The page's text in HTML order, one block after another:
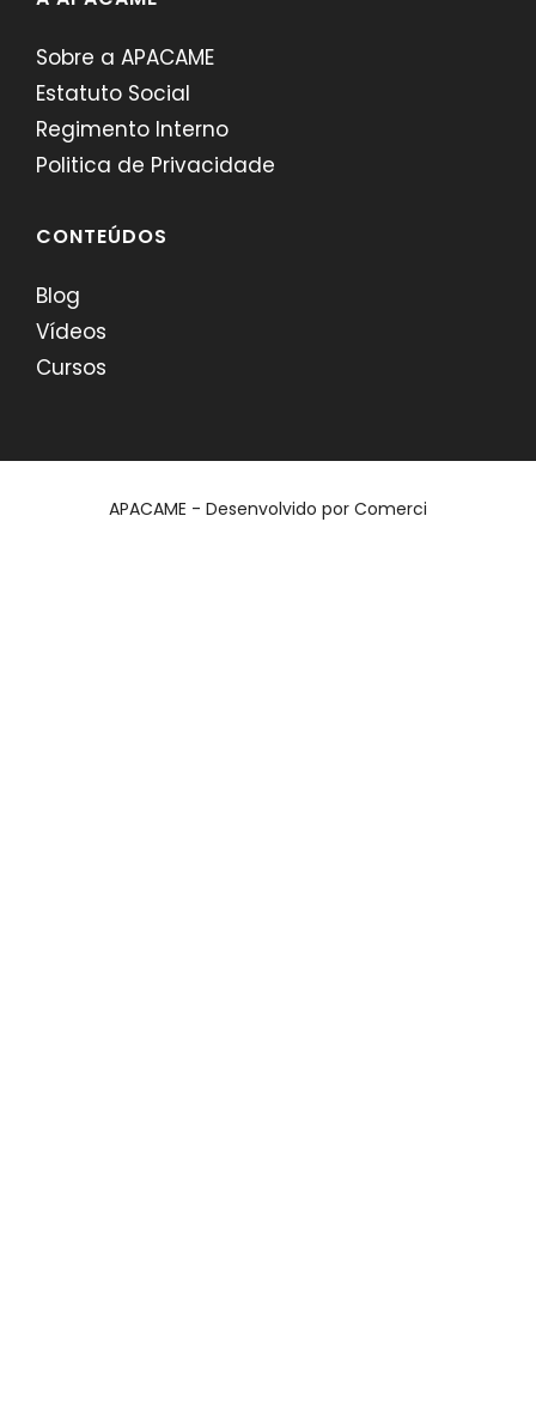
Sobre a APACAME
Estatuto Social
Regimento Interno
Politica de Privacidade
CONTEÚDOS
Blog
Vídeos
Cursos
APACAME - Desenvolvido por Comerci